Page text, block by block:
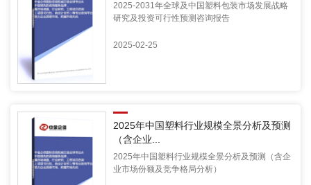
2025-2031年全球及中国塑料包装市场发展战略
研究及投资可行性预测咨询报告
2025-02-25
2025年中国塑料行业规模全景分析及预测
（含企业...
2025年中国塑料行业规模全景分析及预测（含企
业市场份额及竞争格局分析）